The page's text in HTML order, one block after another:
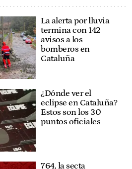
La alerta por lluvia
termina con 142
avisos a los
bomberos en
Cataluña
¿Dónde ver el
eclipse en Cataluña?
Estos son los 30
puntos oficiales
764, la secta